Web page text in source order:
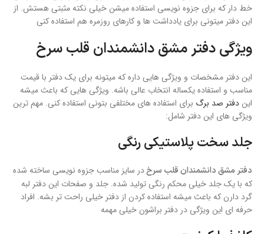
خط دار که برای جزوه نویسی استفاده میشن خیلی نکته مثبتی هستش. از
این دفتر میتونی برای یادداشت ها و کارهای روزمره هم استفاده کنی
ویژگی دفتر مشق دانشمندان قلب سرخ
این دفتر مشخصات و ویژگی هایی داره که میتونه برای یک دفتر با قیمت
مناسب و استفاده یکساله انتخاب عالی باشه. ویژگی هایی که باعث میشه
این دفتر صد برگ برای استفاده های مختلفی بتونی استفاده کنی. مهم ترین
ویژگی های این دفتر شامل:
جلد سخت پلاستیکی رنگی
دفتر مشق دانشمندان قلب سرخدر سایز مناسب جزوه نویسی ساخته شده
که با یک جلد خیلی محکم رنگی تولید شده. جلد و صفحات این دفتر لبه
گرد دارن که باعث میشه استفاده کردن از دفتر خیلی راحت تر بشه. افراد
حرفه ای این ویژگی در دفتر براشون خیلی مهمه